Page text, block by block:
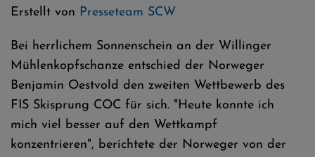
Erstellt von Presseteam SCW
Bei herrlichem Sonnenschein an der Willinger
Mühlenkopfschanze entschied der Norweger
Benjamin Oestvold den zweiten Wettbewerb des
FIS Skisprung COC für sich. "Heute konnte ich
mich viel besser auf den Wettkampf
konzentrieren", berichtete der Norweger von der